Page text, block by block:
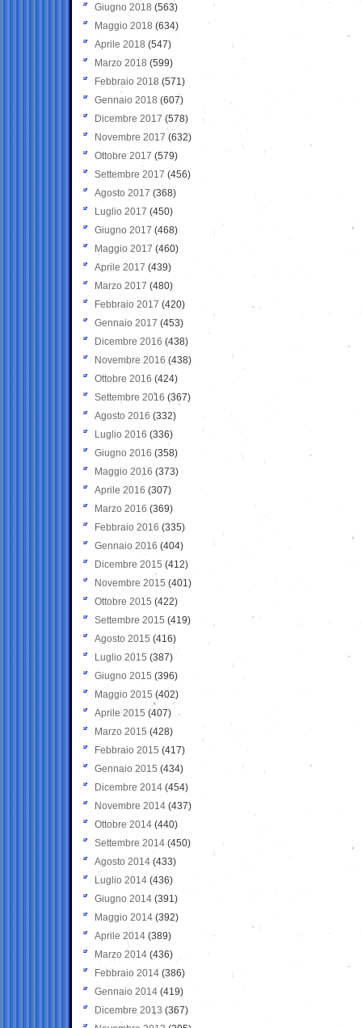
Giugno 2018 (563)
Maggio 2018 (634)
Aprile 2018 (547)
Marzo 2018 (599)
Febbraio 2018 (571)
Gennaio 2018 (607)
Dicembre 2017 (578)
Novembre 2017 (632)
Ottobre 2017 (579)
Settembre 2017 (456)
Agosto 2017 (368)
Luglio 2017 (450)
Giugno 2017 (468)
Maggio 2017 (460)
Aprile 2017 (439)
Marzo 2017 (480)
Febbraio 2017 (420)
Gennaio 2017 (453)
Dicembre 2016 (438)
Novembre 2016 (438)
Ottobre 2016 (424)
Settembre 2016 (367)
Agosto 2016 (332)
Luglio 2016 (336)
Giugno 2016 (358)
Maggio 2016 (373)
Aprile 2016 (307)
Marzo 2016 (369)
Febbraio 2016 (335)
Gennaio 2016 (404)
Dicembre 2015 (412)
Novembre 2015 (401)
Ottobre 2015 (422)
Settembre 2015 (419)
Agosto 2015 (416)
Luglio 2015 (387)
Giugno 2015 (396)
Maggio 2015 (402)
Aprile 2015 (407)
Marzo 2015 (428)
Febbraio 2015 (417)
Gennaio 2015 (434)
Dicembre 2014 (454)
Novembre 2014 (437)
Ottobre 2014 (440)
Settembre 2014 (450)
Agosto 2014 (433)
Luglio 2014 (436)
Giugno 2014 (391)
Maggio 2014 (392)
Aprile 2014 (389)
Marzo 2014 (436)
Febbraio 2014 (386)
Gennaio 2014 (419)
Dicembre 2013 (367)